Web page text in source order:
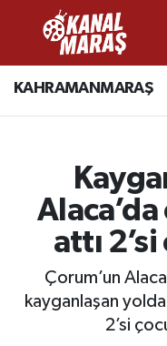
KAHRAMANMARAŞ
attı
Çorum’un
kayganlaşan
2’si
CANLI YAYIN
SPOR
SİYASET
EKONOMİ
Süper Lig Puan
Tüm Manşetler